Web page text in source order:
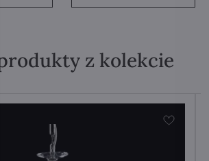
z kolekcie